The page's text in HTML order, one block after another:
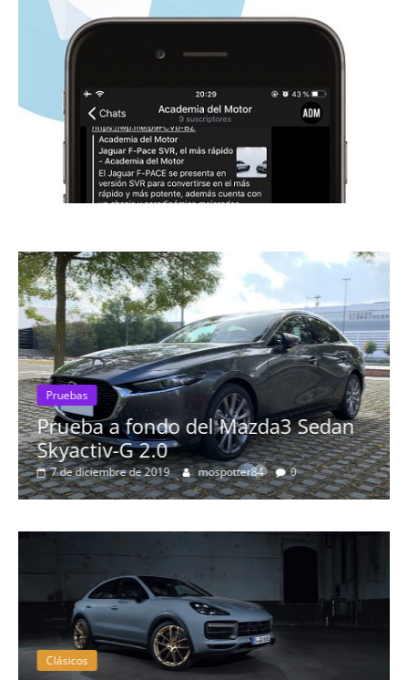
a fondo del Mazda3 Sedan
G 2.0
diciembre de 2019 mospotter84 0
Pruebas
más
8 de
Clásicos